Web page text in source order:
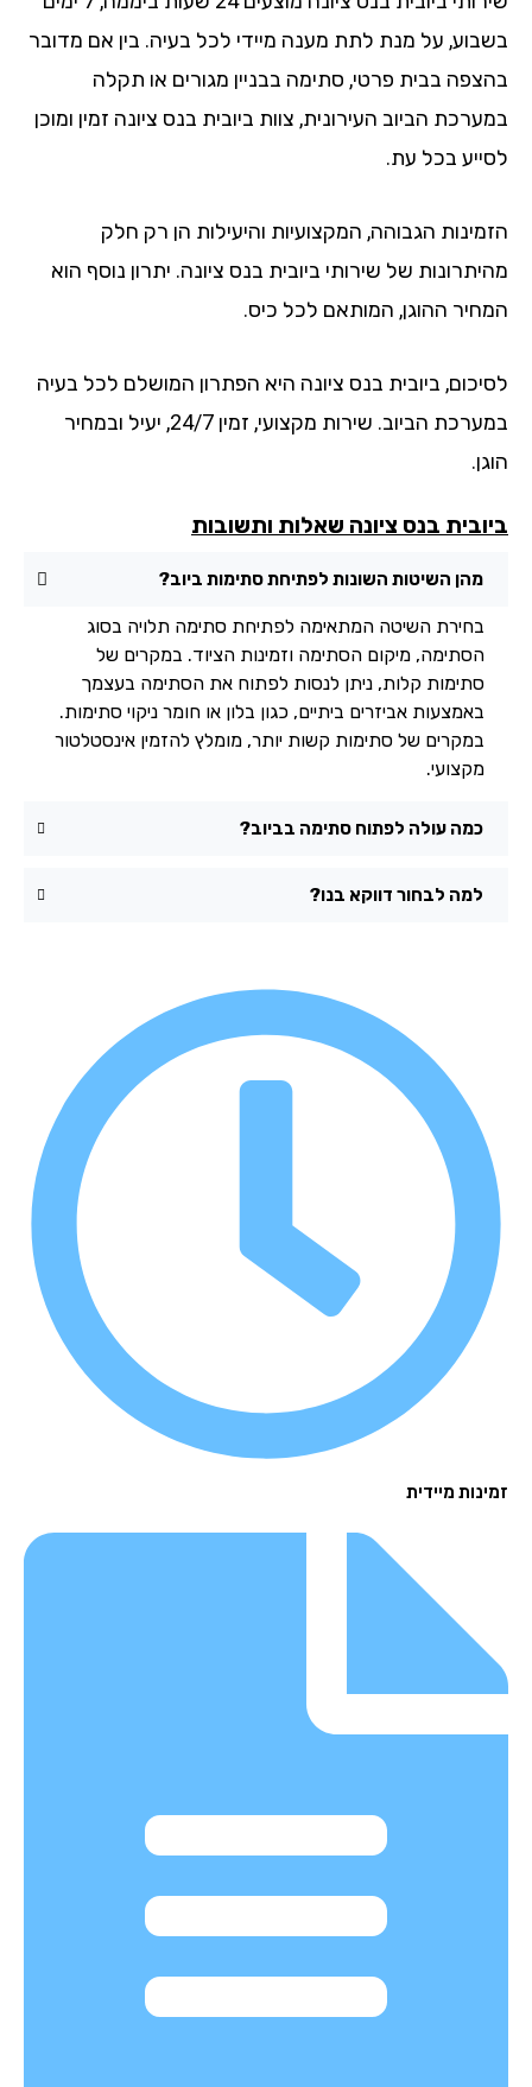
על מנת לתת מענה מיידי לכל בעיה. בין אם מדובר
בבית פרטי, סתימה בבניין מגורים או תקלה
הביוב העירונית, צוות ביובית בנס ציונה זמין ומוכן
בכל עת.
הגבוהה, המקצועיות והיעילות הן רק חלק
של שירותי ביובית בנס ציונה. יתרון נוסף הוא
ההוגן, המותאם לכל כיס.
ביובית בנס ציונה היא הפתרון המושלם לכל בעיה
במערכת הביוב. שירות מקצועי, זמין 24/7, יעיל ובמחיר
בנס ציונה שאלות ותשובות
מהן השיטות השונות לפתיחת סתימות ביוב?
בחירת השיטה המתאימה לפתיחת סתימה תלויה בסוג
הסתימה, מיקום הסתימה וזמינות הציוד. במקרים של
סתימות קלות, ניתן לנסות לפתוח את הסתימה בעצמך
באמצעות אביזרים ביתיים, כגון בלון או חומר ניקוי סתימות.
במקרים של סתימות קשות יותר, מומלץ להזמין אינסטלטור
מקצועי.
כמה עולה לפתוח סתימה בביוב?
למה לבחור דווקא בנו?
מיידית